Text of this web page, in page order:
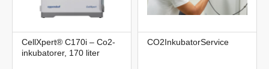
CellXpert® C170i – Co2-
inkubatorer, 170 liter
CO2InkubatorService